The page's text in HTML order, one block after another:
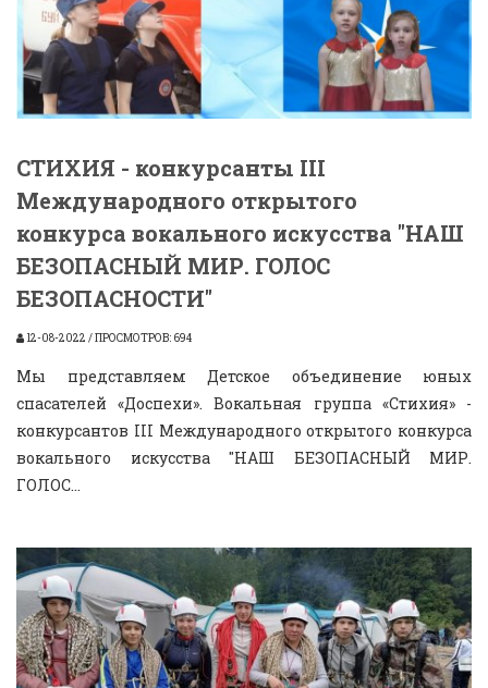
СТИХИЯ - конкурсанты III
Международного открытого
конкурса вокального искусства "НАШ
БЕЗОПАСНЫЙ МИР. ГОЛОС
БЕЗОПАСНОСТИ"
12-08-2022 / ПРОСМОТРОВ: 694
Мы представляем Детское объединение юных
спасателей «Доспехи». Вокальная группа «Стихия» -
конкурсантов III Международного открытого конкурса
вокального искусства "НАШ БЕЗОПАСНЫЙ МИР.
ГОЛОС...